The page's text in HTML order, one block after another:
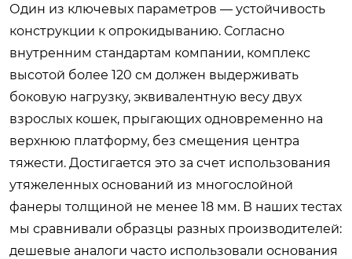
Один из ключевых параметров — устойчивость
конструкции к опрокидыванию. Согласно
внутренним стандартам компании, комплекс
высотой более 120 см должен выдерживать
боковую нагрузку, эквивалентную весу двух
взрослых кошек, прыгающих одновременно на
верхнюю платформу, без смещения центра
тяжести. Достигается это за счет использования
утяжеленных оснований из многослойной
фанеры толщиной не менее 18 мм. В наших тестах
мы сравнивали образцы разных производителей:
дешевые аналоги часто использовали основания